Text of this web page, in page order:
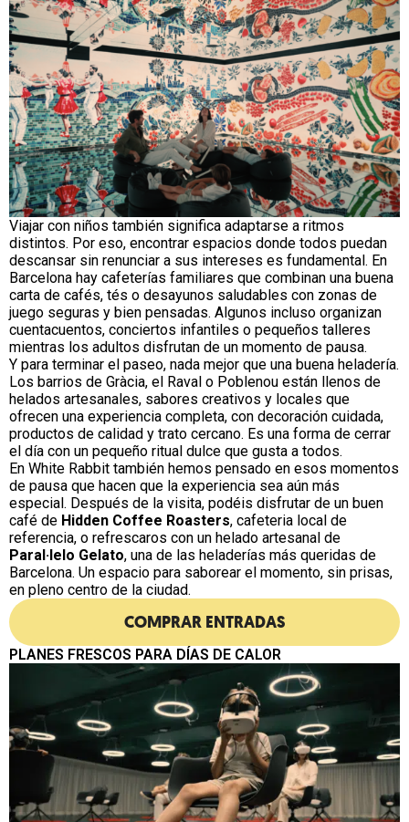
Viajar con niños también significa adaptarse a ritmos
distintos. Por eso, encontrar espacios donde todos puedan
descansar sin renunciar a sus intereses es fundamental. En
Barcelona hay cafeterías familiares que combinan una buena
carta de cafés, tés o desayunos saludables con zonas de
juego seguras y bien pensadas. Algunos incluso organizan
cuentacuentos, conciertos infantiles o pequeños talleres
mientras los adultos disfrutan de un momento de pausa.
Y para terminar el paseo, nada mejor que una buena heladería.
Los barrios de Gràcia, el Raval o Poblenou están llenos de
helados artesanales, sabores creativos y locales que
ofrecen una experiencia completa, con decoración cuidada,
productos de calidad y trato cercano. Es una forma de cerrar
el día con un pequeño ritual dulce que gusta a todos.
En White Rabbit también hemos pensado en esos momentos
de pausa que hacen que la experiencia sea aún más
especial. Después de la visita, podéis disfrutar de un buen
café de Hidden Coffee Roasters, cafeteria local de
referencia, o refrescaros con un helado artesanal de
Paral·lelo Gelato, una de las heladerías más queridas de
Barcelona. Un espacio para saborear el momento, sin prisas,
en pleno centro de la ciudad.
COMPRAR ENTRADAS
PLANES FRESCOS PARA DÍAS DE CALOR